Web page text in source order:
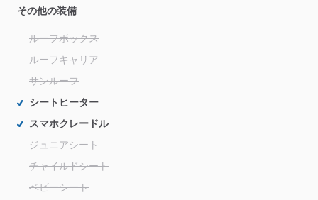
その他の装備
ルーフボックス
ルーフキャリア
サンルーフ
シートヒーター
スマホクレードル
ジュニアシート
チャイルドシート
ベビーシート